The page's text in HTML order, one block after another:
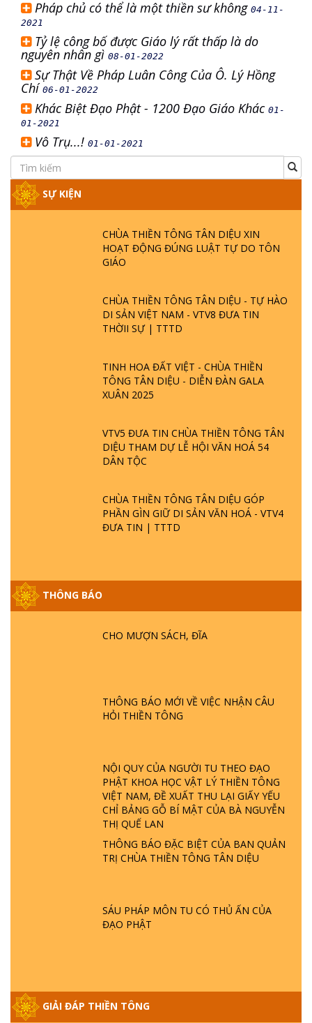
Pháp chủ có thể là một thiền sư không 04-11-
2021
Tỷ lệ công bố được Giáo lý rất thấp là do
nguyên nhân gì 08-01-2022
Sự Thật Về Pháp Luân Công Của Ô. Lý Hồng
Chí 06-01-2022
Khác Biệt Đạo Phật - 1200 Đạo Giáo Khác 01-
01-2021
Vô Trụ...! 01-01-2021
SỰ KIỆN
CHÙA THIỀN TÔNG TÂN DIỆU XIN
HOẠT ĐỘNG ĐÚNG LUẬT TỰ DO TÔN
GIÁO
CHÙA THIỀN TÔNG TÂN DIỆU - TỰ HÀO
DI SẢN VIỆT NAM - VTV8 ĐƯA TIN
THỜII SỰ | TTTD
TINH HOA ĐẤT VIỆT - CHÙA THIỀN
TÔNG TÂN DIỆU - DIỄN ĐÀN GALA
XUÂN 2025
VTV5 ĐƯA TIN CHÙA THIỀN TÔNG TÂN
DIỆU THAM DỰ LỄ HỘI VĂN HOÁ 54
DÂN TỘC
CHÙA THIỀN TÔNG TÂN DIỆU GÓP
PHẦN GÌN GIỮ DI SẢN VĂN HOÁ - VTV4
ĐƯA TIN | TTTD
THÔNG BÁO
CHO MƯỢN SÁCH, ĐĨA
THÔNG BÁO MỚI VỀ VIỆC NHẬN CÂU
HỎI THIỀN TÔNG
NỘI QUY CỦA NGƯỜI TU THEO ĐẠO
PHẬT KHOA HỌC VẬT LÝ THIỀN TÔNG
VIỆT NAM, ĐỀ XUẤT THU LẠI GIẤY YẾU
CHỈ BẢNG GỖ BÍ MẬT CỦA BÀ NGUYỄN
THỊ QUẾ LAN
THÔNG BÁO ĐẶC BIỆT CỦA BAN QUẢN
TRỊ CHÙA THIỀN TÔNG TÂN DIỆU
SÁU PHÁP MÔN TU CÓ THỦ ẤN CỦA
ĐẠO PHẬT
GIẢI ĐÁP THIỀN TÔNG
GIẢI ĐÁP ĐẶC BIỆT P25 - SUỐT 49 NĂM
PHẬT KHÔNG NÓI? HỘI LONG HOA LÀ
HỘI GÌ? TỬ VÌ ĐẠO
PHẬT GIỚI CÓ THỜI GIAN KHÔNG? |
TTTD
LÀ AI? QUỶ SA TĂNG? | TTTD
GIẢI ĐÁP THIỀN TÔNG ĐẶC BIỆT P22 - TẠI
SAO TRÁI ĐẤT NHIỀU THIÊN TAI - LŨ LỤT
- HỎA HOẠN | TTTD
GIẢI ĐÁP THIỀN TÔNG ĐẶC BIỆT P21 - TẠI
GIẢI ĐÁP VỀ LỄ TIỄN THIỀN TÔNG SƯ
GIẢI ĐÁP THIỀN TÔNG ĐẶC BIỆT PHẦN 20
- BÁC NGUYỄN NHÂN LÀ AI? PHIỀN NÃO